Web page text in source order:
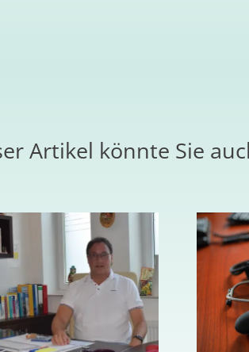
Artikel könnte Sie